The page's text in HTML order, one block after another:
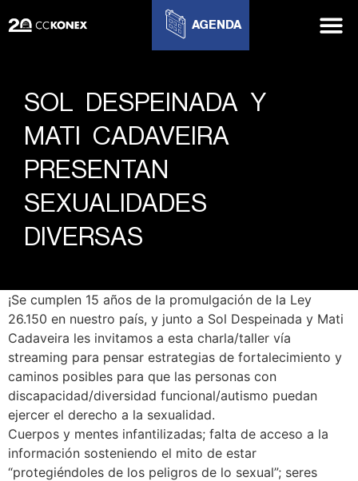
AGENDA
SOL DESPEINADA Y
MATI CADAVEIRA
PRESENTAN
SEXUALIDADES
DIVERSAS
¡Se cumplen 15 años de la promulgación de la Ley
26.150 en nuestro país, y junto a Sol Despeinada y Mati
Cadaveira les invitamos a esta charla/taller vía
streaming para pensar estrategias de fortalecimiento y
caminos posibles para que las personas con
discapacidad/diversidad funcional/autismo puedan
ejercer el derecho a la sexualidad.
Cuerpos y mentes infantilizadas; falta de acceso a la
información sosteniendo el mito de estar
“protegiéndoles de los peligros de lo sexual”; seres